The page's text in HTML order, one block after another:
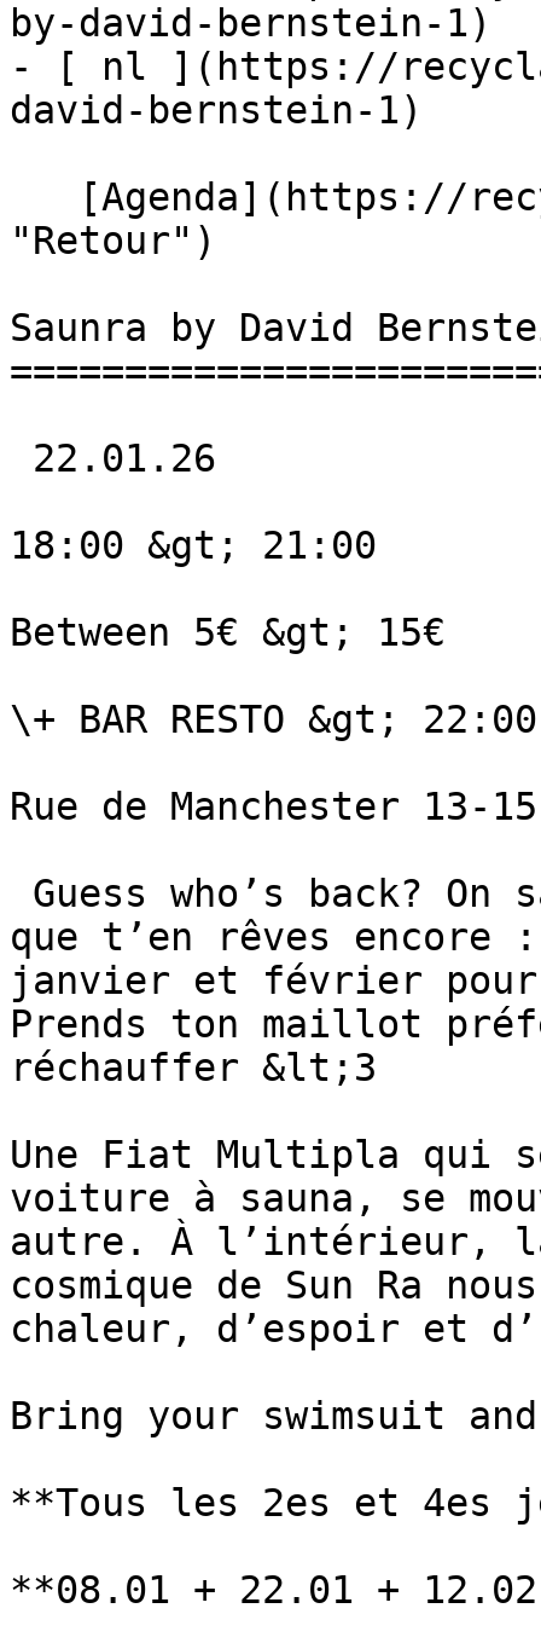
by-david-bernstein-1)
- [ nl ](https://
david-bernstein-1)
"Retour")
Saunra by David
18:00 &gt; 21:00
Between 5€ &gt; 15€
\+ BAR RESTO &gt;
Rue de Manchester 13-
que t’en rêves encore
janvier et février
Prends ton maillot
réchauffer &lt;3
Une Fiat Multipla qui
voiture à sauna, se
autre. À l’intérieur,
cosmique de Sun Ra
chaleur, d’espoir et
Bring your swimsuit
**Tous les 2es et 4es
**08.01 + 22.01 +